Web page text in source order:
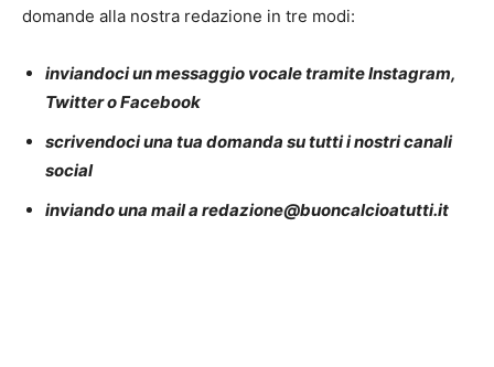
domande alla nostra redazione in tre modi:
inviandoci un messaggio vocale tramite Instagram,
Twitter o Facebook
scrivendoci una tua domanda su tutti i nostri canali
social
inviando una mail a redazione@buoncalcioatutti.it